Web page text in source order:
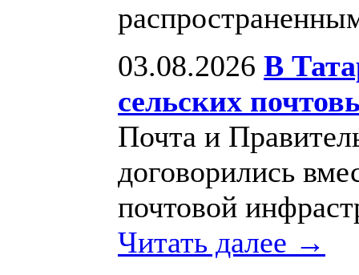
03.08.2026 В
сельских
Почта и
договорились
почтовой
Читать далее →